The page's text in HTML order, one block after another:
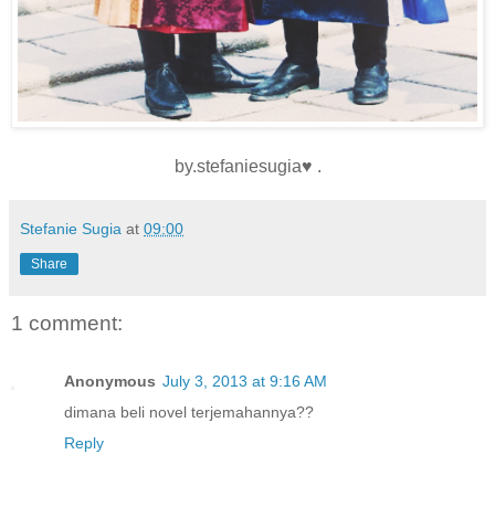
by.stefaniesugia♥ .
Stefanie Sugia at 09:00
Share
1 comment:
Anonymous July 3, 2013 at 9:16 AM
dimana beli novel terjemahannya??
Reply